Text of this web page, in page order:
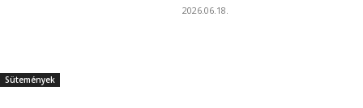
Sütemények
2026.06.18.